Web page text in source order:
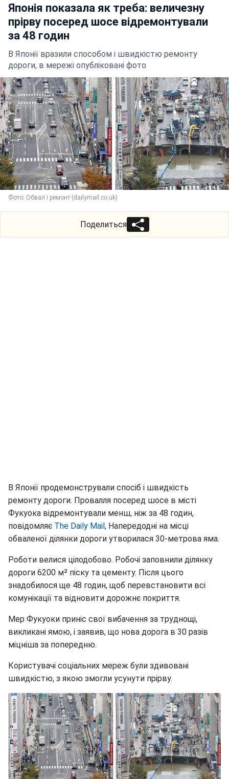
Японія показала як треба: величезну
прірву посеред шосе відремонтували
за 48 годин
В Японії вразили способом і швидкістю ремонту
дороги, в мережі опубліковані фото
Фото: Обвал і ремонт (dailymail.co.uk)
Поделиться
В Японії продемонстрували спосіб і швидкість
ремонту дороги. Провалля посеред шосе в місті
Фукуока відремонтували менш, ніж за 48 годин,
повідомляє The Daily Mail, Напередодні на місці
обваленої ділянки дороги утворилася 30-метрова яма.
Роботи велися цілодобово. Робочі заповнили ділянку
дороги 6200 м² піску та цементу. Після цього
знадобилося ще 48 годин, щоб перевстановити всі
комунікації та відновити дорожнє покриття.
Мер Фукуоки приніс свої вибачення за труднощі,
викликані ямою, і заявив, що нова дорога в 30 разів
міцніша за попередню.
Користувачі соціальних мереж були здивовані
швидкістю, з якою змогли усунути прірву.